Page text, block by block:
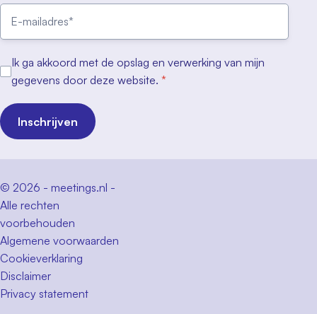
Ik ga akkoord met de opslag en verwerking van mijn
gegevens door deze website. *
Inschrijven
© 2026 - meetings.nl -
Alle rechten
voorbehouden
Algemene voorwaarden
Cookieverklaring
Disclaimer
Privacy statement